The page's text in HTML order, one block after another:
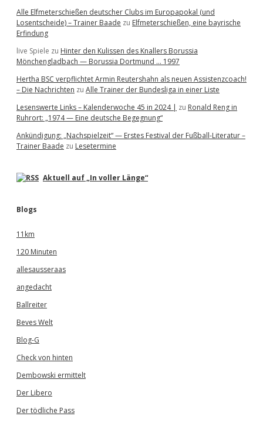
Alle Elfmeterschießen deutscher Clubs im Europapokal (und
Losentscheide) – Trainer Baade zu Elfmeterschießen, eine bayrische
Erfindung
live Spiele zu Hinter den Kulissen des Knallers Borussia
Mönchengladbach — Borussia Dortmund … 1997
Hertha BSC verpflichtet Armin Reutershahn als neuen Assistenzcoach!
– Die Nachrichten zu Alle Trainer der Bundesliga in einer Liste
Lesenswerte Links – Kalenderwoche 45 in 2024 | zu Ronald Reng in
Ruhrort: „1974 — Eine deutsche Begegnung“
Ankündigung: „Nachspielzeit“ — Erstes Festival der Fußball-Literatur –
Trainer Baade zu Lesetermine
Aktuell auf „In voller Länge“
Blogs
11km
120 Minuten
allesausseraas
angedacht
Ballreiter
Beves Welt
Blog-G
Check von hinten
Dembowski ermittelt
Der Libero
Der tödliche Pass